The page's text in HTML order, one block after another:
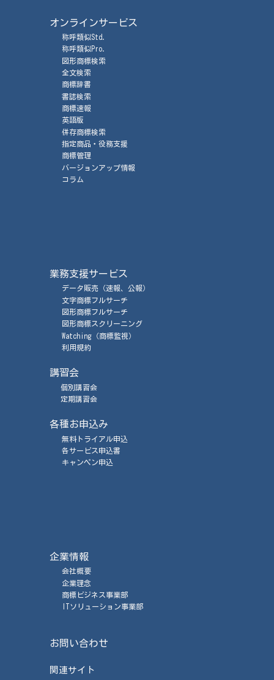
オンラインサービス
称呼類似Std.
称呼類似Pro.
図形商標検索
全文検索
商標辞書
書誌検索
商標速報
英語版
併存商標検索
指定商品・役務支援
商標管理
バージョンアップ情報
コラム
業務支援サービス
データ販売
（速報、公報）
文字商標フルサーチ
図形商標フルサーチ
図形商標スクリーニング
Watching （商標監視）
利用規約
講習会
個別講習会
定期講習会
各種お申込み
無料トライアル申込
各サービス申込書
キャンペン申込
企業情報
会社概要
企業理念
商標ビジネス事業部
ITソリューション事業部
お問い合わせ
関連サイト